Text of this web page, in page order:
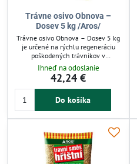
Trávne osivo Obnova –
Dosev 5 kg /Aros/
Trávne osivo Obnova – Dosev 5 kg
je určené na rýchlu regeneráciu
poškodených trávnikov v
záhradách, parkoch či ihriskách.
Zmes obsahuje Festuca rubra a
Lolium perenne pre rýchle oživenie
a plné zapojenie trávnatých plôch.
Balenie stačí na približne 200 m².
zelených plôch.
Ihneď na odoslanie
42,24 €
Do košíka